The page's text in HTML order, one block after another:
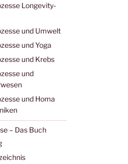
Longevity-
und Umwelt
und Yoga
und Krebs
und
und Homa
– Das Buch